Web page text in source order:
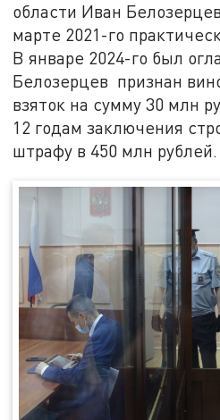
области Иван
марте 2021-го
В январе 2024-го был
Белозерцев признан
взяток на сумму 30 млн
12 годам заключения
штрафу в 450 млн рублей.